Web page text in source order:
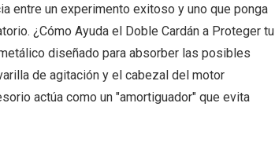
entre un experimento exitoso y uno que ponga
¿Cómo Ayuda el Doble Cardán a Proteger tu
diseñado para absorber las posibles
de agitación y el cabezal del motor
actúa como un "amortiguador" que evita